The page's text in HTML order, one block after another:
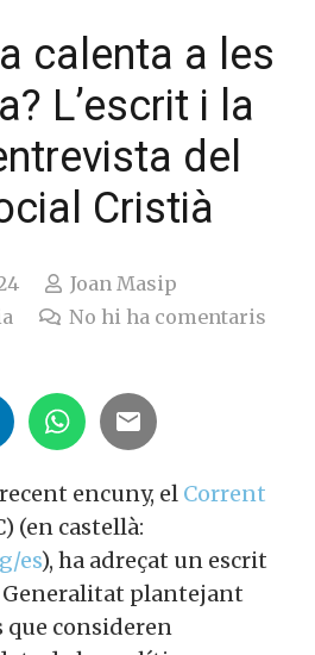
calenta a
L’escrit
Social
Joan Masip
encuny, el
(CSC) (en castellà:
es), ha adreçat un